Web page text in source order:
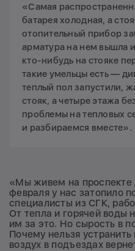
«Самая
батарея холодная, а
отопительный прибор
арматура на нем вышла
кто-нибудь на стояке
такие умельцы есть —
теплый пол запустили,
стояк, а четыре этажа
проблемы на тепловых
и разбираемся вместе».
«Мы живем на
февраля у нас затопило
специалисты из СГК,
От тепла и горячей воды
им за это. Но сырость в
Почему нельзя
воздух в подъездах